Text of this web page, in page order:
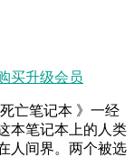
买升级会员
亡笔记本 》一经
本笔记本上的人类
人间界。两个被选